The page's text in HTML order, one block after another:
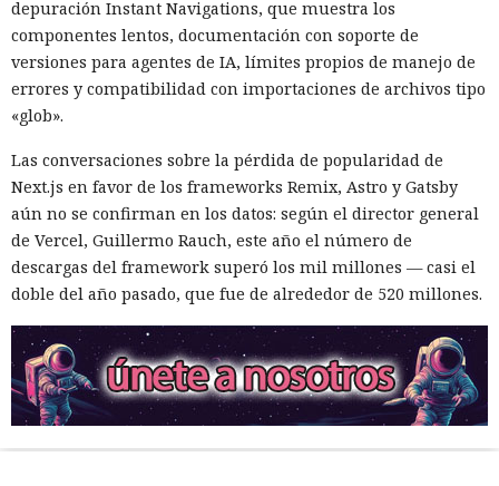
depuración Instant Navigations, que muestra los
componentes lentos, documentación con soporte de
versiones para agentes de IA, límites propios de manejo de
errores y compatibilidad con importaciones de archivos tipo
«glob».
Las conversaciones sobre la pérdida de popularidad de
Next.js en favor de los frameworks Remix, Astro y Gatsby
aún no se confirman en los datos: según el director general
de Vercel, Guillermo Rauch, este año el número de
descargas del framework superó los mil millones — casi el
doble del año pasado, que fue de alrededor de 520 millones.